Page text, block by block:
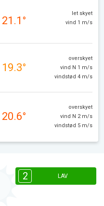
21.1°
let skyet
vind 1 m/s
19.3°
overskyet
vind N 1 m/s
vindstød 4 m/s
20.6°
overskyet
vind N 2 m/s
vindstød 5 m/s
2 LAV